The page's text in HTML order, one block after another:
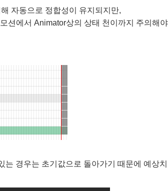
자동으로 정합성이 유지되지만,
션에서 Animator상의 상태 천이까지 주의해
경우는 초기값으로 돌아가기 때문에 예상